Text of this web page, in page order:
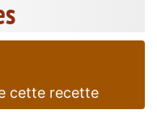
cette recette